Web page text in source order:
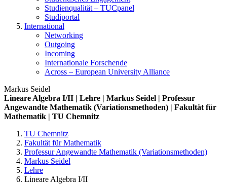
Studienqualität – TUCpanel
Studiportal
International
Networking
Outgoing
Incoming
Internationale Forschende
Across – European University Alliance
Markus Seidel
Lineare Algebra I/II | Lehre | Markus Seidel | Professur
Angewandte Mathematik (Variationsmethoden) | Fakultät für
Mathematik | TU Chemnitz
TU Chemnitz
Fakultät für Mathematik
Professur Angewandte Mathematik (Variationsmethoden)
Markus Seidel
Lehre
Lineare Algebra I/II